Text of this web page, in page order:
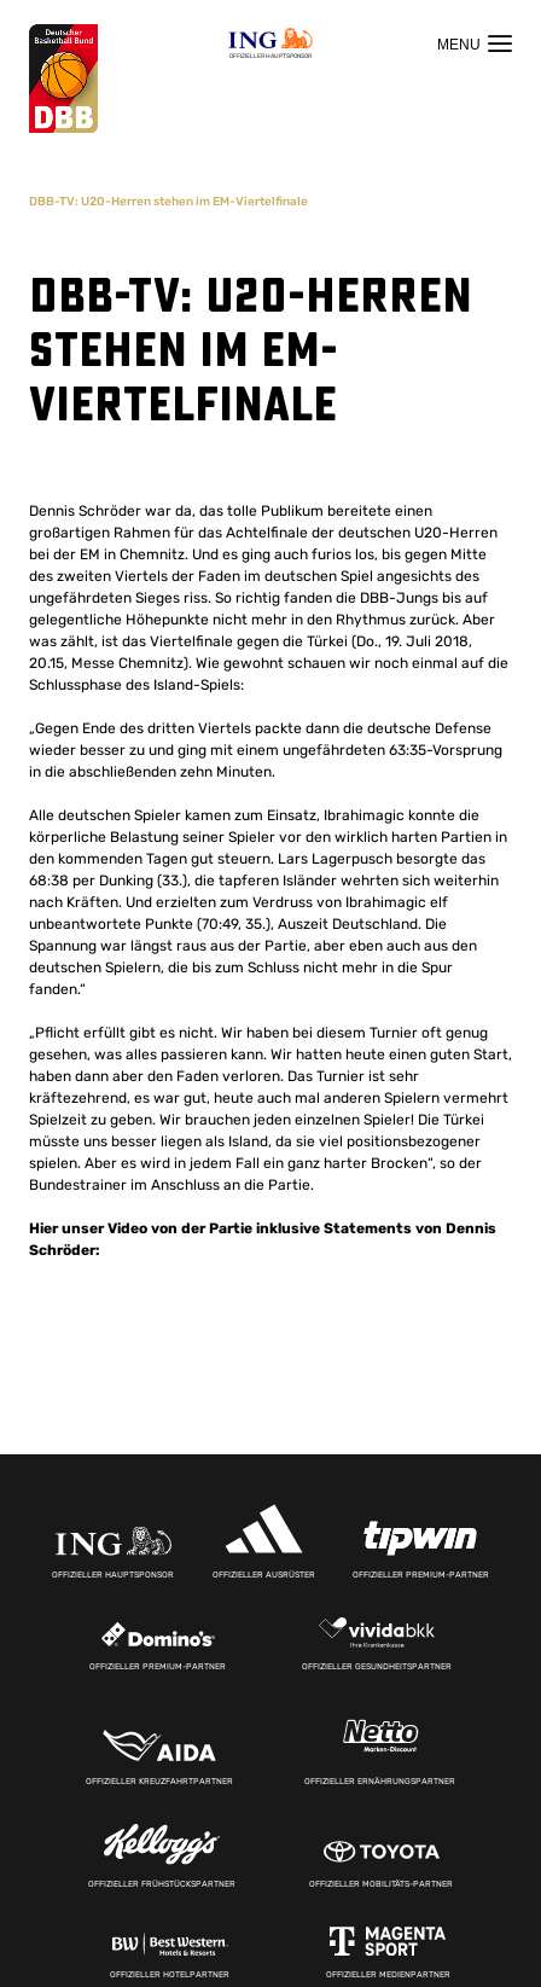
OFFIZIELLER HAUPTSPONSOR
DBB-TV: U20-Herren stehen im EM-Viertelfinale
DBB-TV: U20-Herren
stehen im EM-
Viertelfinale
Dennis Schröder war da, das tolle Publikum bereitete einen
großartigen Rahmen für das Achtelfinale der deutschen U20-Herren
bei der EM in Chemnitz. Und es ging auch furios los, bis gegen Mitte
des zweiten Viertels der Faden im deutschen Spiel angesichts des
ungefährdeten Sieges riss. So richtig fanden die DBB-Jungs bis auf
gelegentliche Höhepunkte nicht mehr in den Rhythmus zurück. Aber
was zählt, ist das Viertelfinale gegen die Türkei (Do., 19. Juli 2018,
20.15, Messe Chemnitz). Wie gewohnt schauen wir noch einmal auf die
Schlussphase des Island-Spiels:
„Gegen Ende des dritten Viertels packte dann die deutsche Defense
wieder besser zu und ging mit einem ungefährdeten 63:35-Vorsprung
in die abschließenden zehn Minuten.
Alle deutschen Spieler kamen zum Einsatz, Ibrahimagic konnte die
körperliche Belastung seiner Spieler vor den wirklich harten Partien in
den kommenden Tagen gut steuern. Lars Lagerpusch besorgte das
68:38 per Dunking (33.), die tapferen Isländer wehrten sich weiterhin
nach Kräften. Und erzielten zum Verdruss von Ibrahimagic elf
unbeantwortete Punkte (70:49, 35.), Auszeit Deutschland. Die
Spannung war längst raus aus der Partie, aber eben auch aus den
deutschen Spielern, die bis zum Schluss nicht mehr in die Spur
fanden.“
„Pflicht erfüllt gibt es nicht. Wir haben bei diesem Turnier oft genug
gesehen, was alles passieren kann. Wir hatten heute einen guten Start,
haben dann aber den Faden verloren. Das Turnier ist sehr
kräftezehrend, es war gut, heute auch mal anderen Spielern vermehrt
Spielzeit zu geben. Wir brauchen jeden einzelnen Spieler! Die Türkei
müsste uns besser liegen als Island, da sie viel positionsbezogener
spielen. Aber es wird in jedem Fall ein ganz harter Brocken“, so der
Bundestrainer im Anschluss an die Partie.
Hier unser Video von der Partie inklusive Statements von Dennis
Schröder:
OFFIZIELLER HAUPTSPONSOR OFFIZIELLER AUSRÜSTER OFFIZIELLER PREMIUM-PARTNER
OFFIZIELLER PREMIUM-PARTNER OFFIZIELLER GESUNDHEITSPARTNER
OFFIZIELLER KREUZFAHRTPARTNER OFFIZIELLER ERNÄHRUNGSPARTNER
OFFIZIELLER FRÜHSTÜCKSPARTNER OFFIZIELLER MOBILITÄTS-PARTNER
OFFIZIELLER HOTELPARTNER OFFIZIELLER MEDIENPARTNER